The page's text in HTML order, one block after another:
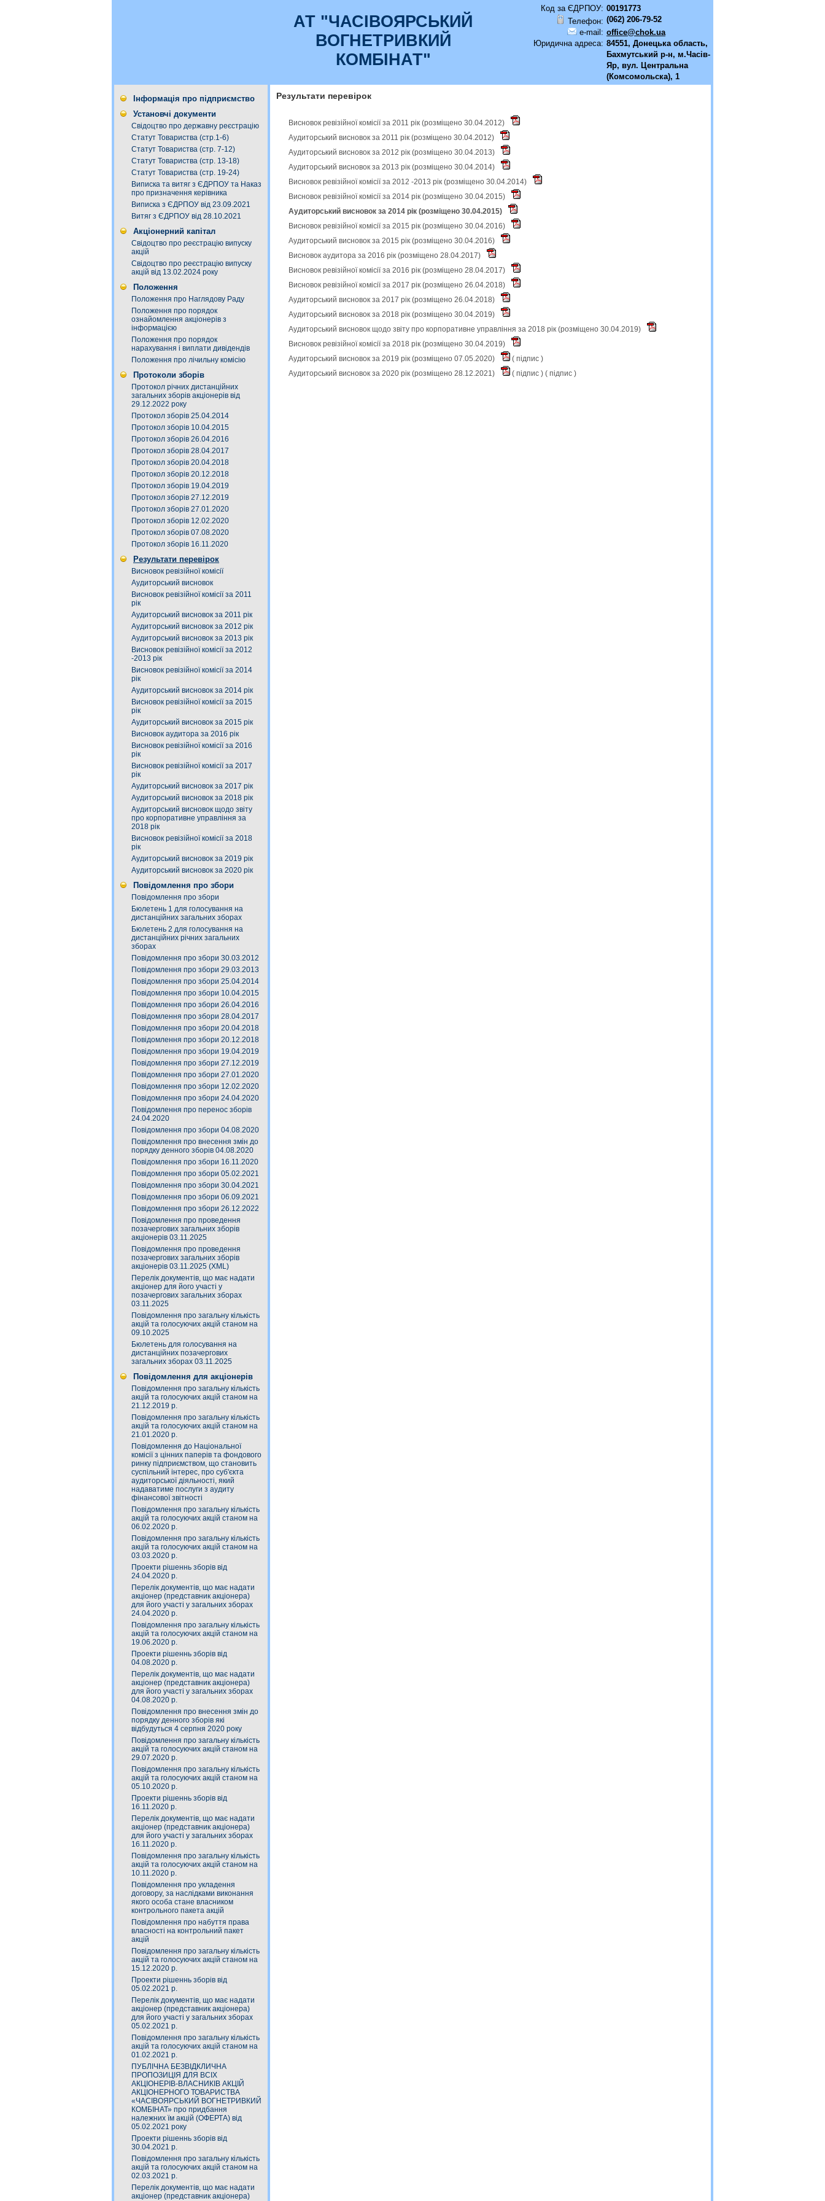
АТ "ЧАСIВОЯРСЬКИЙ
ВОГНЕТРИВКИЙ
КОМБIНАТ"
Код за ЄДРПОУ: 00191773
Телефон: (062) 206-79-52
e-mail: office@chok.ua
Юридична адреса: 84551, Донецька область,
Бахмутський р-н, м.Часiв-
Яр, вул. Центральна
(Комсомольска), 1
Інформація про підприємство
Установчі документи
Свідоцтво про державну реєстрацію
Статут Товариства (стр.1-6)
Статут Товариства (стр. 7-12)
Статут Товариства (стр. 13-18)
Статут Товариства (стр. 19-24)
Виписка та витяг з ЄДРПОУ та Наказ
про призначення керівника
Виписка з ЄДРПОУ від 23.09.2021
Витяг з ЄДРПОУ від 28.10.2021
Акціонерний капітал
Свідоцтво про реєстрацію випуску
акцій
Свідоцтво про реєстрацію випуску
акцій від 13.02.2024 року
Положення
Положення про Наглядову Раду
Положення про порядок
ознайомлення акціонерів з
інформацією
Положення про порядок
нарахування і виплати дивідендів
Положення про лічильну комісію
Протоколи зборів
Протокол річних дистанційних
загальних зборів акціонерів від
29.12.2022 року
Протокол зборів 25.04.2014
Протокол зборів 10.04.2015
Протокол зборів 26.04.2016
Протокол зборів 28.04.2017
Протокол зборів 20.04.2018
Протокол зборів 20.12.2018
Протокол зборів 19.04.2019
Протокол зборів 27.12.2019
Протокол зборів 27.01.2020
Протокол зборів 12.02.2020
Протокол зборів 07.08.2020
Протокол зборів 16.11.2020
Результати перевірок
Висновок ревізійної комісії
Аудиторський висновок
Висновок ревізійної комісії за 2011
рік
Аудиторський висновок за 2011 рік
Аудиторський висновок за 2012 рік
Аудиторський висновок за 2013 рік
Висновок ревізійної комісії за 2012
-2013 рік
Висновок ревізійної комісії за 2014
рік
Аудиторський висновок за 2014 рік
Висновок ревізійної комісії за 2015
рік
Аудиторський висновок за 2015 рік
Висновок аудитора за 2016 рік
Висновок ревізійної комісії за 2016
рік
Висновок ревізійної комісії за 2017
рік
Аудиторський висновок за 2017 рік
Аудиторський висновок за 2018 рік
Аудиторський висновок щодо звіту
про корпоративне управління за
2018 рік
Висновок ревізійної комісії за 2018
рік
Аудиторський висновок за 2019 рік
Аудиторський висновок за 2020 рік
Повідомлення про збори
Повідомлення про збори
Бюлетень 1 для голосування на
дистанційних загальних зборах
Бюлетень 2 для голосування на
дистанційних річних загальних
зборах
Повідомлення про збори 30.03.2012
Повідомлення про збори 29.03.2013
Повідомлення про збори 25.04.2014
Повідомлення про збори 10.04.2015
Повідомлення про збори 26.04.2016
Повідомлення про збори 28.04.2017
Повідомлення про збори 20.04.2018
Повідомлення про збори 20.12.2018
Повідомлення про збори 19.04.2019
Повідомлення про збори 27.12.2019
Повідомлення про збори 27.01.2020
Повідомлення про збори 12.02.2020
Повідомлення про збори 24.04.2020
Повідомлення про перенос зборів
24.04.2020
Повідомлення про збори 04.08.2020
Повідомлення про внесення змін до
порядку денного зборів 04.08.2020
Повідомлення про збори 16.11.2020
Повідомлення про збори 05.02.2021
Повідомлення про збори 30.04.2021
Повідомлення про збори 06.09.2021
Повідомлення про збори 26.12.2022
Повідомлення про проведення
позачергових загальних зборів
акціонерів 03.11.2025
Повідомлення про проведення
позачергових загальних зборів
акціонерів 03.11.2025 (XML)
Перелік документів, що має надати
акціонер для його участі у
позачергових загальних зборах
03.11.2025
Повідомлення про загальну кількість
акцій та голосуючих акцій станом на
09.10.2025
Бюлетень для голосування на
дистанційних позачергових
загальних зборах 03.11.2025
Повідомлення для акціонерів
Повідомлення про загальну кількість
акцій та голосуючих акцій станом на
21.12.2019 р.
Повідомлення про загальну кількість
акцій та голосуючих акцій станом на
21.01.2020 р.
Повідомлення до Національної
комісії з цінних паперів та фондового
ринку підприємством, що становить
суспільний інтерес, про суб'єкта
аудиторської діяльності, який
надаватиме послуги з аудиту
фінансової звітності
Повідомлення про загальну кількість
акцій та голосуючих акцій станом на
06.02.2020 р.
Повідомлення про загальну кількість
акцій та голосуючих акцій станом на
03.03.2020 р.
Проекти рішеннь зборів від
24.04.2020 р.
Перелік документів, що має надати
акціонер (представник акціонера)
для його участі у загальних зборах
24.04.2020 р.
Повідомлення про загальну кількість
акцій та голосуючих акцій станом на
19.06.2020 р.
Проекти рішеннь зборів від
04.08.2020 р.
Перелік документів, що має надати
акціонер (представник акціонера)
для його участі у загальних зборах
04.08.2020 р.
Повідомлення про внесення змін до
порядку денного зборів які
відбудуться 4 серпня 2020 року
Повідомлення про загальну кількість
акцій та голосуючих акцій станом на
29.07.2020 р.
Повідомлення про загальну кількість
акцій та голосуючих акцій станом на
05.10.2020 р.
Проекти рішеннь зборів від
16.11.2020 р.
Перелік документів, що має надати
акціонер (представник акціонера)
для його участі у загальних зборах
16.11.2020 р.
Повідомлення про загальну кількість
акцій та голосуючих акцій станом на
10.11.2020 р.
Повідомлення про укладення
договору, за наслідками виконання
якого особа стане власником
контрольного пакета акцій
Повідомлення про набуття права
власності на контрольний пакет
акцій
Повідомлення про загальну кількість
акцій та голосуючих акцій станом на
15.12.2020 р.
Проекти рішеннь зборів від
05.02.2021 р.
Перелік документів, що має надати
акціонер (представник акціонера)
для його участі у загальних зборах
05.02.2021 р.
Повідомлення про загальну кількість
акцій та голосуючих акцій станом на
01.02.2021 р.
ПУБЛІЧНА БЕЗВІДКЛИЧНА
ПРОПОЗИЦІЯ ДЛЯ ВСІХ
АКЦІОНЕРІВ-ВЛАСНИКІВ АКЦІЙ
АКЦІОНЕРНОГО ТОВАРИСТВА
«ЧАСIВОЯРСЬКИЙ ВОГНЕТРИВКИЙ
КОМБIНАТ» про придбання
належних їм акцій (ОФЕРТА) від
05.02.2021 року
Проекти рішеннь зборів від
30.04.2021 р.
Повідомлення про загальну кількість
акцій та голосуючих акцій станом на
02.03.2021 р.
Перелік документів, що має надати
акціонер (представник акціонера)
Результати перевірок
Висновок ревізійної комісії за 2011 рік (розміщено 30.04.2012)
Аудиторський висновок за 2011 рік (розміщено 30.04.2012)
Аудиторський висновок за 2012 рік (розміщено 30.04.2013)
Аудиторський висновок за 2013 рік (розміщено 30.04.2014)
Висновок ревізійної комісії за 2012 -2013 рік (розміщено 30.04.2014)
Висновок ревізійної комісії за 2014 рік (розміщено 30.04.2015)
Аудиторський висновок за 2014 рік (розміщено 30.04.2015)
Висновок ревізійної комісії за 2015 рік (розміщено 30.04.2016)
Аудиторський висновок за 2015 рік (розміщено 30.04.2016)
Висновок аудитора за 2016 рік (розміщено 28.04.2017)
Висновок ревізійної комісії за 2016 рік (розміщено 28.04.2017)
Висновок ревізійної комісії за 2017 рік (розміщено 26.04.2018)
Аудиторський висновок за 2017 рік (розміщено 26.04.2018)
Аудиторський висновок за 2018 рік (розміщено 30.04.2019)
Аудиторський висновок щодо звіту про корпоративне управління за 2018 рік (розміщено 30.04.2019)
Висновок ревізійної комісії за 2018 рік (розміщено 30.04.2019)
Аудиторський висновок за 2019 рік (розміщено 07.05.2020)
( підпис )
Аудиторський висновок за 2020 рік (розміщено 28.12.2021)
( підпис ) ( підпис )